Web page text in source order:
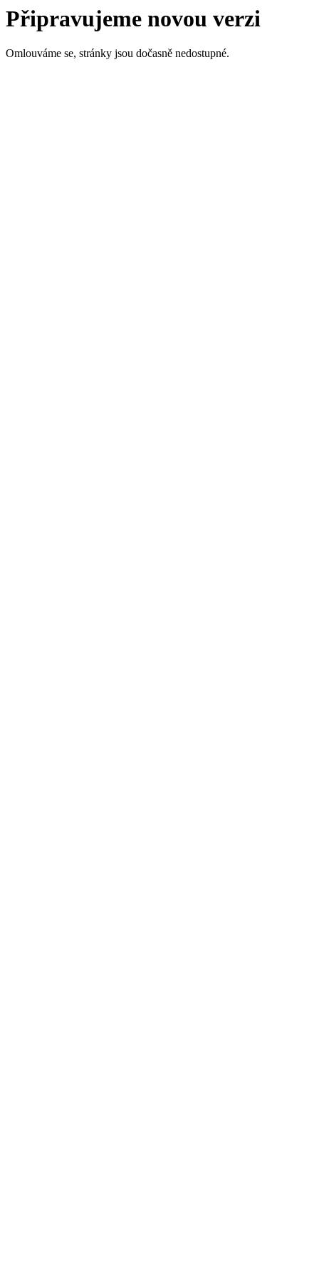
Připravujeme novou verzi
Omlouváme se, stránky jsou dočasně nedostupné.